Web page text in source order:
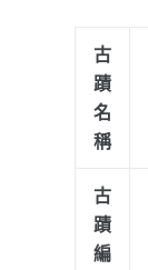
古
蹟
名
稱
古
蹟
編